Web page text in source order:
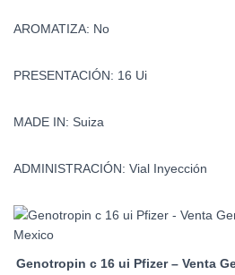
AROMATIZA: No
PRESENTACIÓN: 16 Ui
MADE IN: Suiza
ADMINISTRACIÓN: Vial Inyección
Genotropin c 16 ui Pfizer – Venta